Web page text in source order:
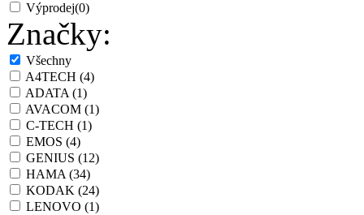
Výprodej(0)
Značky:
Všechny
A4TECH (4)
ADATA(1)
AVACOM (1)
C-TECH (1)
EMOS (4)
GENIUS (12)
HAMA(34)
KODAK (24)
LENOVO (1)